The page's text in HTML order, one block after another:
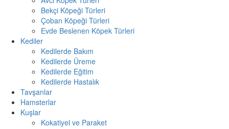
Bekçi Köpeği Türleri
Çoban Köpeği Türleri
Evde Beslenen Köpek Türleri
Kediler
Kedilerde Bakım
Kedilerde Üreme
Kedilerde Eğitim
Kedilerde Hastalık
Tavşanlar
Hamsterlar
Kuşlar
Kokatiyel ve Paraket